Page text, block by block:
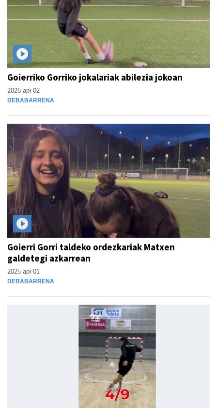
Goierriko Gorriko jokalariak abilezia jokoan
2025 api 02
DEBABARRENA
Goierri Gorri taldeko ordezkariak Matxen
galdetegi azkarrean
2025 api 01
DEBABARRENA